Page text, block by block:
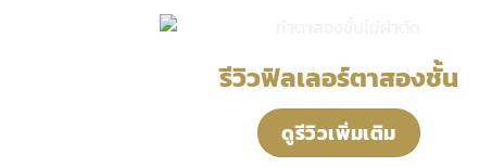
รีวิวฟิลเลอร์ตาสองชั้น
ดูรีวิวเพิ่มเติม